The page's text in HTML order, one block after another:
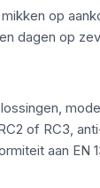
op
dagen op
of RC3,
aan EN